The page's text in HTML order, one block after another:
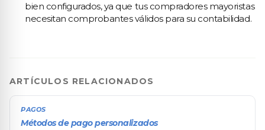
bien configurados, ya que tus compradores mayoristas
necesitan comprobantes válidos para su contabilidad.
ARTÍCULOS RELACIONADOS
PAGOS
Métodos de pago personalizados